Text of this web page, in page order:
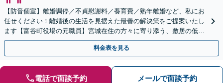
【防音個室】離婚調停／不貞慰謝料／養育費／熟年離婚など、私にお
任せください！離婚後の生活を見据えた最善の解決策をご提案いたし
ます【富谷町役場の元職員】宮城在住の方々に寄り添う、敷居の低い
事務所です【LINE・メール予約可】
料金表を見る
電話で面談予約 メールで面談予約